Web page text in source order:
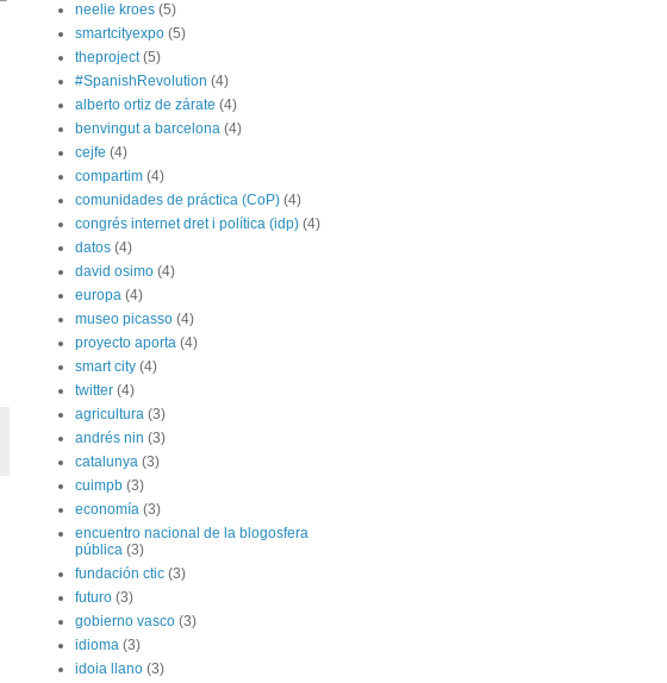
neelie kroes (5)
smartcityexpo (5)
theproject (5)
#SpanishRevolution (4)
alberto ortiz de zárate (4)
benvingut a barcelona (4)
cejfe (4)
compartim (4)
comunidades de práctica (CoP) (4)
congrés internet dret i política (idp) (4)
datos (4)
david osimo (4)
europa (4)
museo picasso (4)
proyecto aporta (4)
smart city (4)
twitter (4)
agricultura (3)
andrés nin (3)
catalunya (3)
cuimpb (3)
economía (3)
encuentro nacional de la blogosfera
pública (3)
fundación ctic (3)
futuro (3)
gobierno vasco (3)
idioma (3)
idoia llano (3)